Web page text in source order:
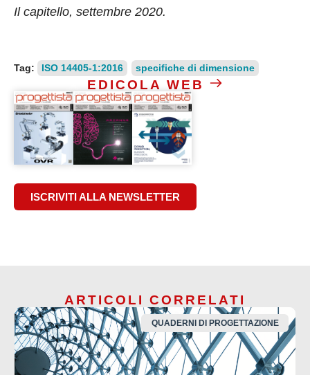
Il capitello, settembre 2020.
Tag: ISO 14405-1:2016 specifiche di dimensione
EDICOLA WEB
ISCRIVITI ALLA NEWSLETTER
ARTICOLI CORRELATI
QUADERNI DI PROGETTAZIONE